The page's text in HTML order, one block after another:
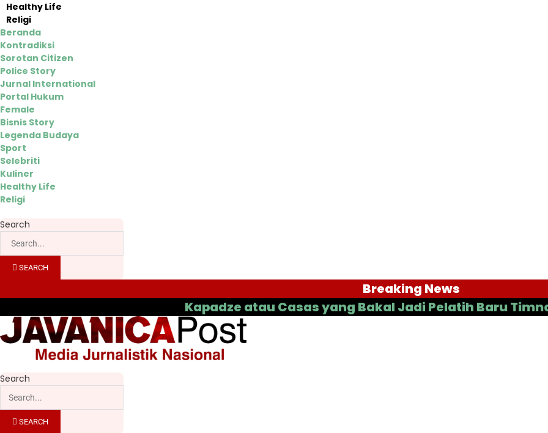
Healthy Life
Religi
Beranda
Kontradiksi
Sorotan Citizen
Police Story
Jurnal International
Portal Hukum
Female
Bisnis Story
Legenda Budaya
Sport
Selebriti
Kuliner
Healthy Life
Religi
Search
SEARCH
Breaking News
Kapadze atau Casas yang Bakal Jadi Pelatih Baru Timnas
Search
SEARCH